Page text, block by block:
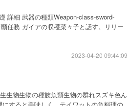
詳細 武器の種類Weapon-class-sword-
任務 ガイアの収穫菜々子と話す。リリー
2023-04-20 09:44:09
生物生物の種族魚類生物の群れスズキ色ん